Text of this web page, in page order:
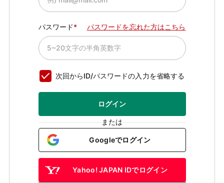
パスワード パスワードを忘れた方はこちら
次回からID/パスワードの入力を省略する
ログイン
または
Googleでログイン
Yahoo! JAPAN IDでログイン